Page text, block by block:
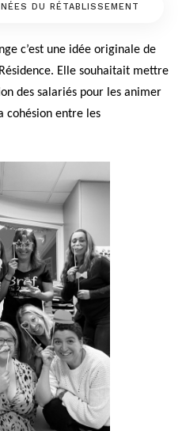
DU RÉTABLISSEMENT
c’est une idée originale de
Elle souhaitait mettre
des salariés pour les animer
cohésion entre les